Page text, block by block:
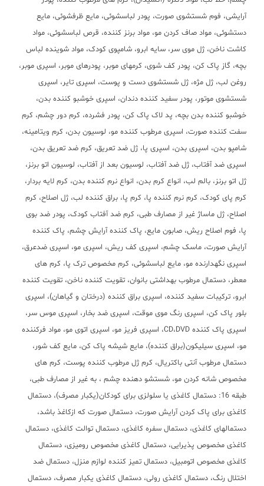
آرایشی، فوم شستشوی صورت، پودر لباسشوئی، مایع ظرفشوئی، مایع
دستشوئی، مواد صاف کردن مو، مواد برنز کننده، قرص لباسشوئی، مواد
کاشت ناخن، ژل موی سر، سایه ابرو، شامپوی کودک، مواد شوینده لباس
بچه، گاز پاک کن، پودر کف شوی، کرمهای موبر، پودرهای موبر، اسپری موبر،
روغن لب، ژل مژه، ژل شستشوی دست و پوست، اسپری تایر، اسپری
شستشوی موتور، پودر سفید کننده دندان، اسپری خوشبو کننده بدن،
خوشبو کننده بدن بچه، پد لاک پاک کن، پودر فشرده، کرم دور چشم، کرم
سفت کننده صورت، اسپری مرطوب کننده مو، لوسیون بدن، کرم ویتامینه،
شامپو بدن، اسپری بدن، اسپری پا، ژل ضد تعریق، کرم ضد تعریق بدن،
اسپری ضد آفتاب، ژل ضد آفتاب، لوسیون بعد از آفتاب، لوسیون اتو برنز،
ژل اتو برنز، بالم لب، انواع کرم بدن، انواع نرم کننده بدن، کرم لایه بردار،
کرم پای کودک، کرم نرم کننده پا، کرم پا، براق کننده لب، ژل اصلاح، کرم
اصلاح، ژل ماساژ غیر از مصارف طبی، کرم ضد آفتاب کودک، پودر ضد بوی
پا، فوم اصلاح ریش، صابون مایع، پاک کننده آرایش چشم، پاک کننده
آرایش صورت، ماسک چشم، اسپری کف ریش، اسپری مو، اسپری ضدعرق،
اسپری نگهدارنده مو، مایع لباسشوئی، کرم مخصوص ترک پا، کرم های
معطر، دستمال مرطوب بهداشتی بانوان، تقویت کننده ناخن، تقویت کننده
ابرو، ترکیبات سفید کننده، اسپری براق کننده (درختان و گیاهان)، اسپری
بلور پاک کن، اسپری رنگ موی موقت، اسپری ضد بخار، اسپری موس سر،
اسپری پاک کننده CD،DVD، اسپری فریز مو، اسپری اتوی مو، مواد فرکننده
مو، اسپری سیلیکون(براق کننده)، مایع شیشه پاک کن، مایع کف شور،
دستمال مرطوب آنتی باکتریال، کرم ژل مرطوب کننده پوست، کرم های
مخصوص شانه کردن مو، شستشو دهنده چشم ، به غیر از مصارف طبی،
طبقه 16: دستمال کاغذی یا سلولزی برای کودکان(یکبار مصرف)، دستمال
کاغذی برای پاک کردن آرایش صورت، دستمال صورت که ازکاغذ باشد،
دستمالهای کاغذی، دستمال سفره کاغذی، دستمال توالت کاغذی، دستمال
کاغذی مخصوص پذیرایی، دستمال کاغذی مخصوص رومیزی، دستمال
کاغذی مخصوص اتومبیل، دستمال تمیز کننده لوازم منزل، دستمال ضد
اختلال رنگ، دستمال کاغذی رولی، دستمال کاغذی یکبار مصرف، دستمال